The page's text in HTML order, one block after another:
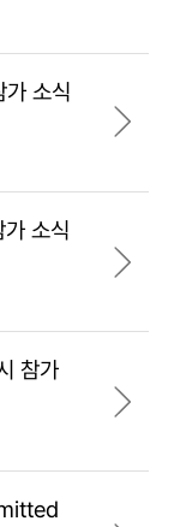
소식
소식
참가